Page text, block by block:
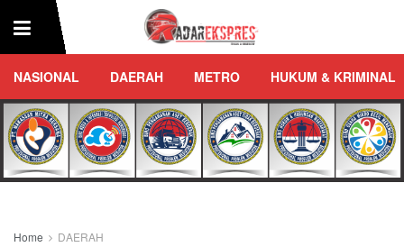
NASIONAL DAERAH METRO HUKUM & KRIMINAL
Home DAERAH